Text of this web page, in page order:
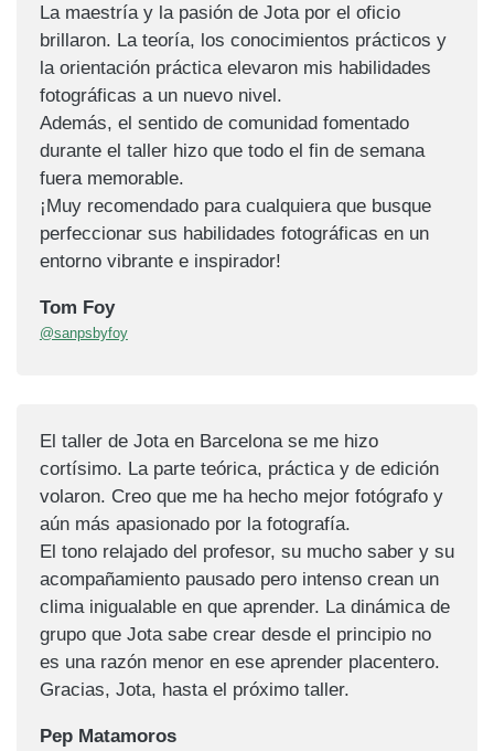
La maestría y la pasión de Jota por el oficio
brillaron. La teoría, los conocimientos prácticos y
la orientación práctica elevaron mis habilidades
fotográficas a un nuevo nivel.
Además, el sentido de comunidad fomentado
durante el taller hizo que todo el fin de semana
fuera memorable.
¡Muy recomendado para cualquiera que busque
perfeccionar sus habilidades fotográficas en un
entorno vibrante e inspirador!
Tom Foy
@sanpsbyfoy
El taller de Jota en Barcelona se me hizo
cortísimo. La parte teórica, práctica y de edición
volaron. Creo que me ha hecho mejor fotógrafo y
aún más apasionado por la fotografía.
El tono relajado del profesor, su mucho saber y su
acompañamiento pausado pero intenso crean un
clima inigualable en que aprender. La dinámica de
grupo que Jota sabe crear desde el principio no
es una razón menor en ese aprender placentero.
Gracias, Jota, hasta el próximo taller.
Pep Matamoros